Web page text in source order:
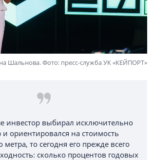
Шальнова. Фото: пресс-служба УК «КЕЙПОРТ»
инвестор выбирал исключительно
ориентировался на стоимость
метра, то сегодня его прежде всего
сколько процентов годовых